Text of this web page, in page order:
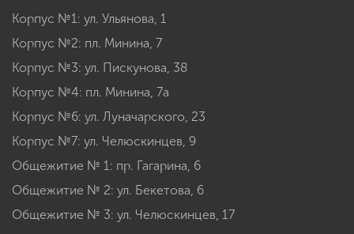
Корпус №1: ул. Ульянова, 1
Корпус №2: пл. Минина, 7
Корпус №3: ул. Пискунова, 38
Корпус №4: пл. Минина, 7а
Корпус №6: ул. Луначарского, 23
Корпус №7: ул. Челюскинцев, 9
Общежитие № 1: пр. Гагарина, 6
Общежитие № 2: ул. Бекетова, 6
Общежитие № 3: ул. Челюскинцев, 17